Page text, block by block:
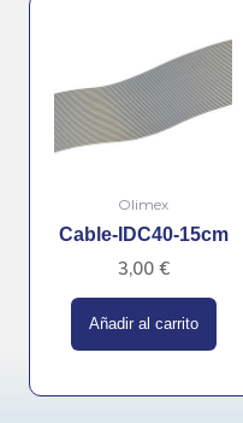
Olimex
Cable-IDC40-15cm
3,00 €
Añadir al carrito